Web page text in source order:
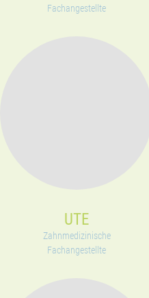
Fachangestellte
UTE
Zahnmedizinische
Fachangestellte